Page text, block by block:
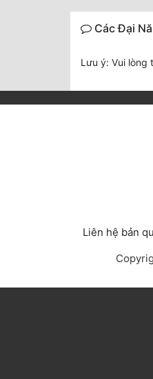
Các Đại
Lưu ý: Vui lòng
Liên hệ bản